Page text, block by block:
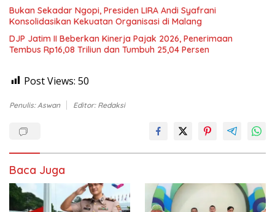
Bukan Sekadar Ngopi, Presiden LIRA Andi Syafrani
Konsolidasikan Kekuatan Organisasi di Malang
DJP Jatim II Beberkan Kinerja Pajak 2026, Penerimaan
Tembus Rp16,08 Triliun dan Tumbuh 25,04 Persen
Post Views: 50
Penulis: Aswan Editor: Redaksi
Baca Juga